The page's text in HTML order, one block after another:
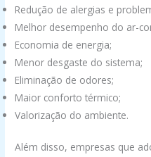
Redução de alergias e
Melhor desempenho do ar-
Economia de energia;
Menor desgaste do sistema;
Eliminação de odores;
Maior conforto térmico;
Valorização do ambiente.
Além disso, empresas que